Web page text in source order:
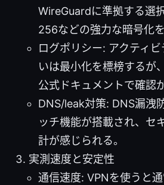
WireGuardに準拠する選
256などの強力な暗号化を
ログポリシー: アクティ
いは最小化を標榜するが
公式ドキュメントで確認
DNS/leak対策: DNS漏洩
ッチ機能が搭載され、セ
計が感じられる。
実測速度と安定性
通信速度: VPNを使うと